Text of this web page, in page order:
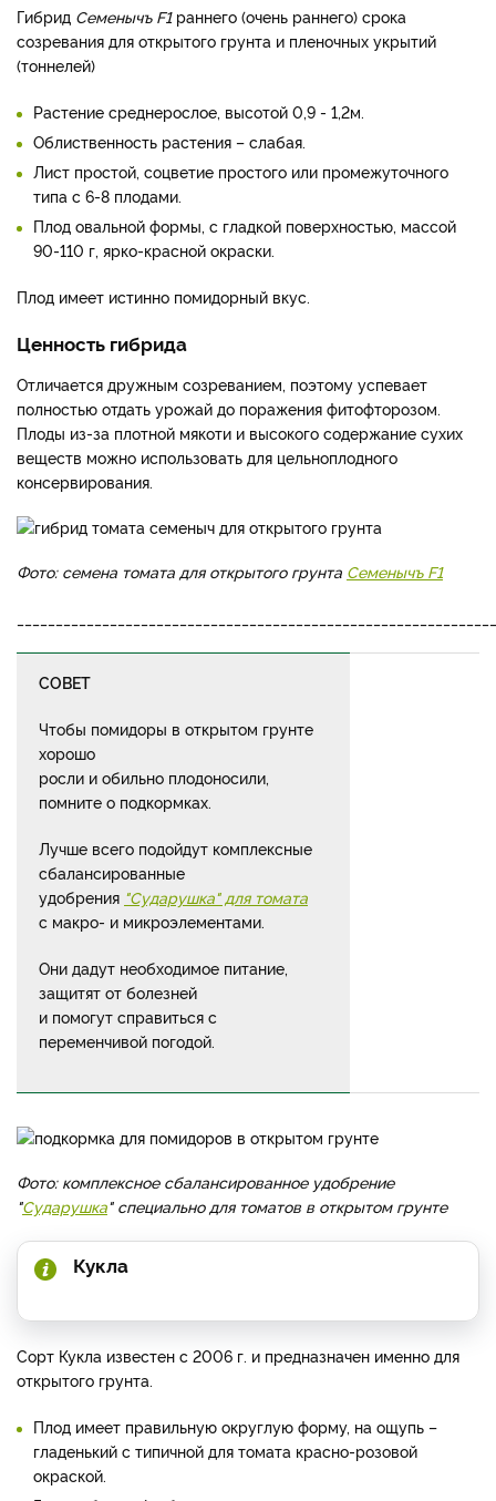
Гибрид Семенычъ F1раннего (очень раннего) срока
созревания для открытого грунта и пленочных укрытий
(тоннелей)
Растение среднерослое, высотой 0,9 - 1,2м.
Облиственность растения – слабая.
Лист простой, соцветие простого или промежуточного
типа с 6-8 плодами.
Плод овальной формы, с гладкой поверхностью, массой
90-110 г, ярко-красной окраски.
Плод имеет истинно помидорный вкус.
Ценность гибрида
Отличается дружным созреванием, поэтому успевает
полностью отдать урожай до поражения фитофторозом.
Плоды из-за плотной мякоти и высокого содержание сухих
веществ можно использовать для цельноплодного
консервирования.
Фото: семена томата для открытого грунта Семенычъ F1
СОВЕТ
Чтобы помидоры в открытом грунте
хорошо
росли и обильно плодоносили,
помните о подкормках.
Лучше всего подойдут комплексные
сбалансированные
удобрения "Сударушка" для томата
с макро- и микроэлементами.
Они дадут необходимое питание,
защитят от болезней
и помогут справиться с
переменчивой погодой.
Фото: комплексное сбалансированное удобрение
"Сударушка" специально для томатов в открытом грунте
Кукла
Сорт Кукла известен с 2006 г. и предназначен именно для
открытого грунта.
Плод имеет правильную округлую форму, на ощупь –
гладенький с типичной для томата красно-розовой
окраской.